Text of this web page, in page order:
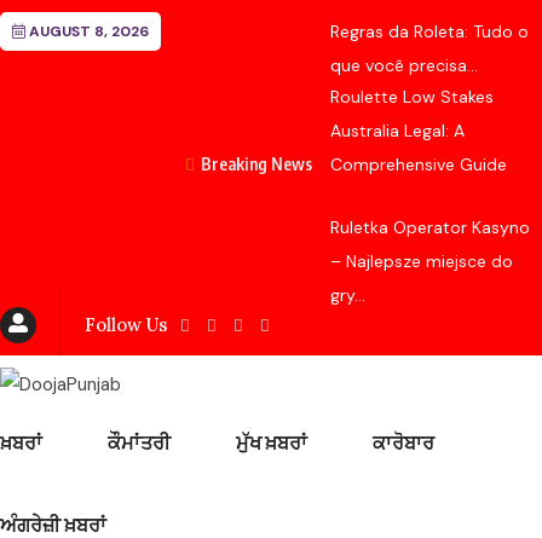
AUGUST 8, 2026
Breaking News
Regras da Roleta: Tudo o
que você precisa...
Roulette Low Stakes
Australia Legal: A
Comprehensive Guide
Ruletka Operator Kasyno
– Najlepsze miejsce do
gry...
Follow Us
ਖ਼ਬਰਾਂ ਕੌਮਾਂਤਰੀ ਮੁੱਖ ਖ਼ਬਰਾਂ ਕਾਰੋਬਾਰ
ਅੰਗਰੇਜ਼ੀ ਖ਼ਬਰਾਂ